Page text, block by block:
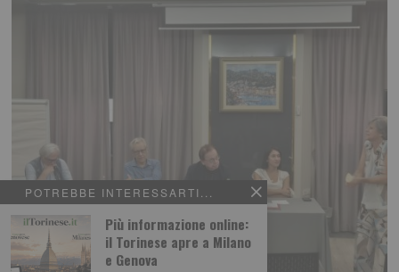
POTREBBE INTERESSARTI...
Più informazione online:
il Torinese apre a Milano
e Genova